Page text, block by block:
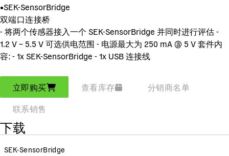
•SEK-SensorBridge
双端口连接桥
- 将两个传感器接入一个 SEK-SensorBridge 并同时进行评估 -
1.2 V – 5.5 V 可选供电范围 - 电源最大为 250 mA @ 5 V 套件内
容: - 1x SEK-SensorBridge - 1x USB 连接线
立即购买 查看库存 分销商名单
联系销售
下载
SEK-SensorBridge